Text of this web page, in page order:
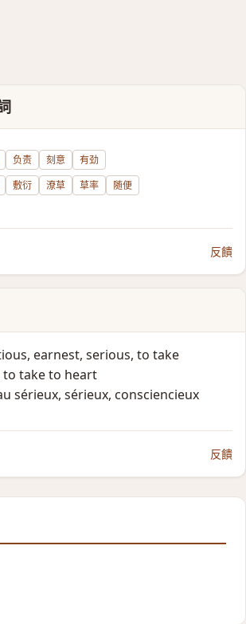
负责 刻意 有劲
敷衍 潦草 草率 随便
反饋
earnest, serious, to take
to take to heart
sérieux, sérieux, consciencieux
反饋